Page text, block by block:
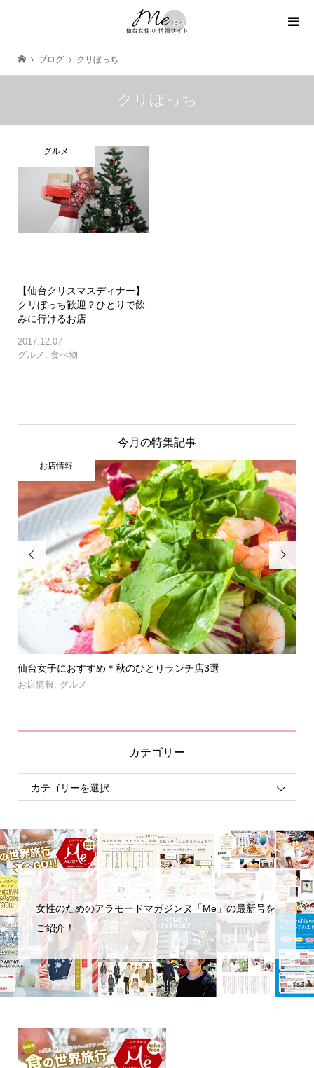
ブログ クリぼっち
クリぼっち
グルメ
【仙台クリスマスディナー】
クリぼっち歓迎？ひとりで飲
みに行けるお店
2017.12.07
グルメ
食べ物
今月の特集記事

仙台女子におすすめ＊秋のひとりランチ店3選
お店情報 グルメ
お店情報

カテゴリー
女性のためのアラモードマガジンヌ「Me」の最新号を
ご紹介！